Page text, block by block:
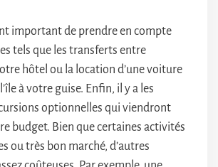
important de prendre en compte
tels que les transferts entre
hôtel ou la location d’une voiture
à votre guise. Enfin, il y a les
optionnelles qui viendront
budget. Bien que certaines activités
ou très bon marché, d’autres